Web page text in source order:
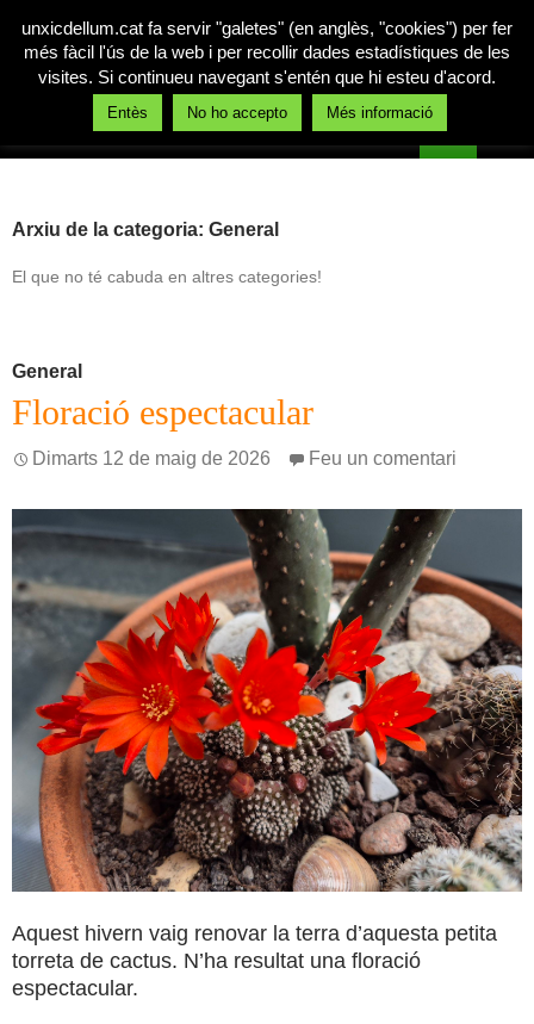
Un xic de llum
Arxiu de la categoria: General
El que no té cabuda en altres categories!
General
Floració espectacular
Dimarts 12 de maig de 2026 Feu un comentari
Aquest hivern vaig renovar la terra d’aquesta petita
torreta de cactus. N’ha resultat una floració
espectacular.
unxicdellum.cat fa servir "galetes" (en anglès, "cookies") per fer
més fàcil l'ús de la web i per recollir dades estadístiques de les
visites. Si continueu navegant s'entén que hi esteu d'acord.
Entès No ho accepto Més informació